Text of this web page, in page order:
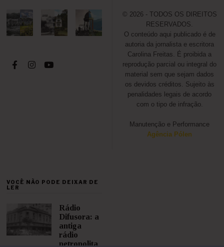
© 2026 - TODOS OS DIREITOS
RESERVADOS.
O conteúdo aqui publicado é de
autoria da jornalista e escritora
Carolina Freitas. É proibida a
reprodução parcial ou integral do
material sem que sejam dados
os devidos créditos. Sujeito às
penalidades legais de acordo
com o tipo de infração.
Manutenção e Performance
Agência Pólen
VOCÊ NÃO PODE DEIXAR DE
LER
Rádio
Difusora: a
antiga
rádio
petropolita